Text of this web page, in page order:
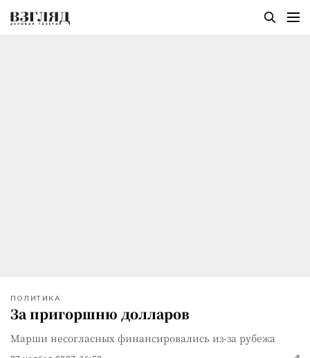
ПОЛИТИКА
За пригоршню долларов
Марши несогласных финансировались из-за рубежа